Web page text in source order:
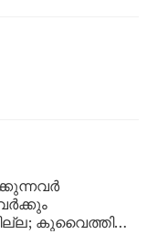
കുവൈത്തിന്റെ